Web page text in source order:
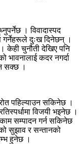
। विवादास्पद
गर्नेहरूले दुःख दिनेछन् ।
केही चुनौती देखिए पनि
भावनालाई कदर नगर्दा
सक्छ ।
पहिल्याउन सकिनेछ ।
विजयी भइनेछ ।
सम्पादन गर्न सकिनेछ
सुझाव र सन्तानको
हुनेछ ।